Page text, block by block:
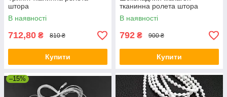
штора
В наявності
712,80 ₴ 810 ₴
Купити
тканинна ролета штора
В наявності
792 ₴ 900 ₴
Купити
–15%